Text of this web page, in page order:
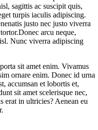
sagittis ac suscipit quis,
turpis iaculis adipiscing.
justo nec justo viverra
arcu neque,
Nunc viverra adipiscing
sit amet enim. Vivamus
ornare enim. Donec id urna
accumsan et lobortis et,
sit amet scelerisque nec,
erat in ultricies? Aenean eu